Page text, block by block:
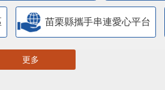
苗栗縣攜手串連愛心平台
更多